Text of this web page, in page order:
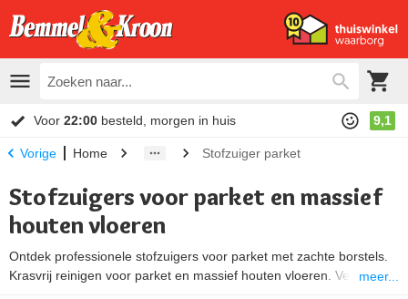
Voor 22:00 besteld, morgen in huis 9,1
Vorige Home Stofzuiger parket
Stofzuigers voor parket en massief
houten vloeren
Ontdek professionele stofzuigers voor parket met zachte borstels.
Krasvrij reinigen voor parket en massief houten vloeren. Vergelijk
meer...